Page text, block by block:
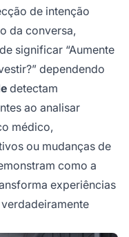
de intenção
da conversa,
significar “Aumente
dependendo
detectam
ao analisar
médico,
ou mudanças de
como a
experiências